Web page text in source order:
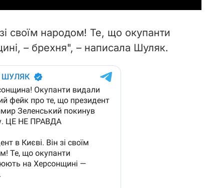
i
d
e
o
своїм народом! Те, що окупанти
– брехня", – написала Шуляк.